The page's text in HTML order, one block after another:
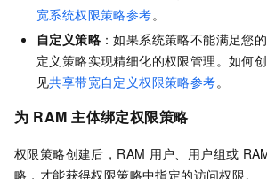
宽系统权限策略参考。
自定义策略 ：如果系统策略不能满足您
定义策略实现精细化的权限管理。如何
见共享带宽自定义权限策略参考。
为 RAM 主体绑定权限策略
权限策略创建后，RAM 用户、用户组或
略，才能获得权限策略中指定的访问权限。